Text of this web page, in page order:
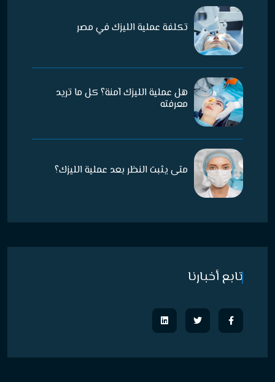
تكلفة عملية الليزك في مصر
هل عملية الليزك آمنة؟ كل ما تريد
معرفته
متى يثبت النظر بعد عملية الليزك؟
تابع أخبارنا